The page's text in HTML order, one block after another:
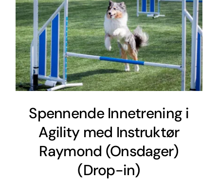
Spennende Innetrening i
Agility med Instruktør
Raymond (Onsdager)
(Drop-in)